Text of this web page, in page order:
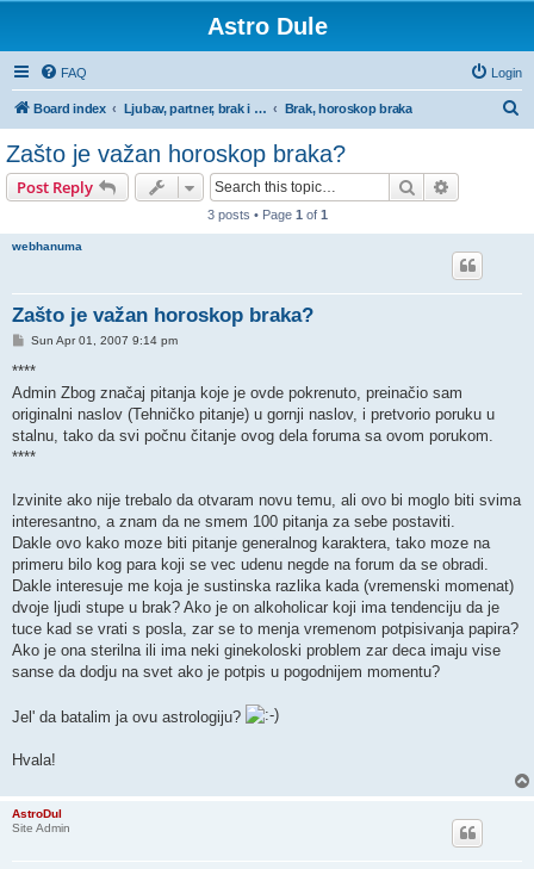
Astro Dule
FAQ Login
Board index Ljubav, partner, brak i razvod u horoskopu Brak, horoskop braka
Zašto je važan horoskop braka?
Post Reply Search
3 posts • Page 1 of 1
webhanuma
Zašto je važan horoskop braka?
P
s
Sun Apr 01, 2007 9:14 pm
****
Admin Zbog značaj pitanja koje je ovde pokrenuto, preinačio sam
originalni naslov (Tehničko pitanje) u gornji naslov, i pretvorio poruku u
stalnu, tako da svi počnu čitanje ovog dela foruma sa ovom porukom.
****
Izvinite ako nije trebalo da otvaram novu temu, ali ovo bi moglo biti svima
interesantno, a znam da ne smem 100 pitanja za sebe postaviti.
Dakle ovo kako moze biti pitanje generalnog karaktera, tako moze na
primeru bilo kog para koji se vec udenu negde na forum da se obradi.
Dakle interesuje me koja je sustinska razlika kada (vremenski momenat)
dvoje ljudi stupe u brak? Ako je on alkoholicar koji ima tendenciju da je
tuce kad se vrati s posla, zar se to menja vremenom potpisivanja papira?
Ako je ona sterilna ili ima neki ginekoloski problem zar deca imaju vise
sanse da dodju na svet ako je potpis u pogodnijem momentu?
Jel' da batalim ja ovu astrologiju?
Hvala!
AstroDul
Site Admin